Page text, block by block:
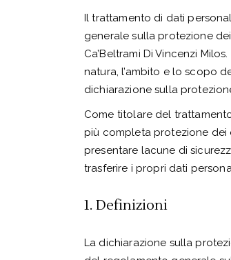
Il trattamento di dati
generale sulla protezione
Ca’Beltrami Di Vincenzi
natura, l’ambito e lo scopo
dichiarazione sulla
Come titolare del
più completa protezione dei
presentare lacune di
trasferire i propri dati
1. Definizioni
La dichiarazione sulla